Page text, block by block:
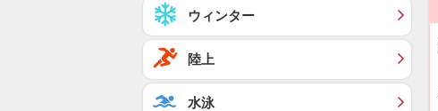
ウィンター
陸上
水泳